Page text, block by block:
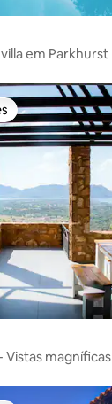
em Parkhurst
Vistas magníficas